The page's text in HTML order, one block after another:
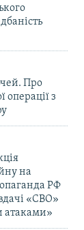
Про
операції з
на
РФ
«СВО»
атаками»